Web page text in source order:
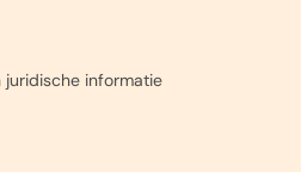
juridische informatie